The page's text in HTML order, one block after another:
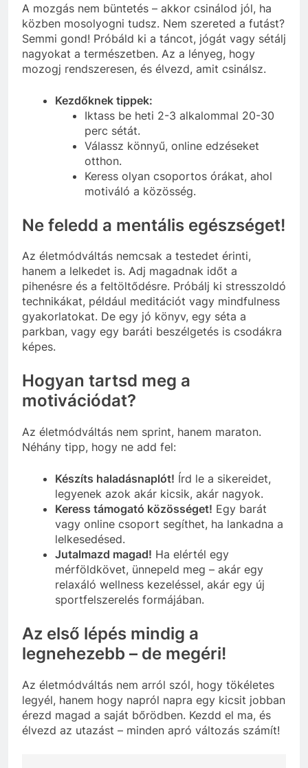
A mozgás nem büntetés – akkor csinálod jól, ha
közben mosolyogni tudsz. Nem szereted a futást?
Semmi gond! Próbáld ki a táncot, jógát vagy sétálj
nagyokat a természetben. Az a lényeg, hogy
mozogj rendszeresen, és élvezd, amit csinálsz.
Kezdőknek tippek:
Iktass be heti 2-3 alkalommal 20-30
perc sétát.
Válassz könnyű, online edzéseket
otthon.
Keress olyan csoportos órákat, ahol
motiváló a közösség.
Ne feledd a mentális egészséget!
Az életmódváltás nemcsak a testedet érinti,
hanem a lelkedet is. Adj magadnak időt a
pihenésre és a feltöltődésre. Próbálj ki stresszoldó
technikákat, például meditációt vagy mindfulness
gyakorlatokat. De egy jó könyv, egy séta a
parkban, vagy egy baráti beszélgetés is csodákra
képes.
Hogyan tartsd meg a
motivációdat?
Az életmódváltás nem sprint, hanem maraton.
Néhány tipp, hogy ne add fel:
Készíts haladásnaplót! Írd le a sikereidet,
legyenek azok akár kicsik, akár nagyok.
Keress támogató közösséget! Egy barát
vagy online csoport segíthet, ha lankadna a
lelkesedésed.
Jutalmazd magad! Ha elértél egy
mérföldkövet, ünnepeld meg – akár egy
relaxáló wellness kezeléssel, akár egy új
sportfelszerelés formájában.
Az első lépés mindig a
legnehezebb – de megéri!
Az életmódváltás nem arról szól, hogy tökéletes
legyél, hanem hogy napról napra egy kicsit jobban
érezd magad a saját bőrödben. Kezdd el ma, és
élvezd az utazást – minden apró változás számít!